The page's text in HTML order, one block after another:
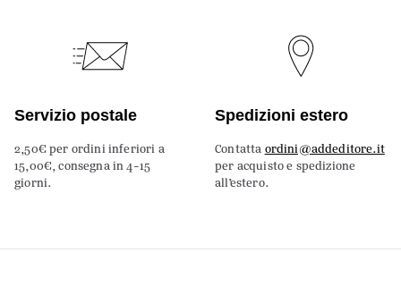
Servizio postale
2,50€ per ordini inferiori a
15,00€, consegna in 4-15
giorni.
Spedizioni estero
Contatta ordini@addeditore.it
per acquisto e spedizione
all’estero.